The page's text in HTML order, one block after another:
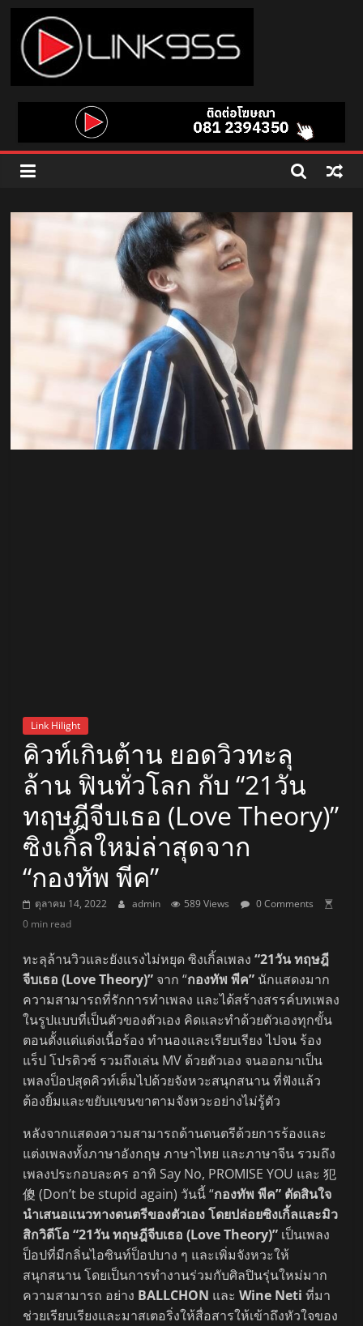
Skip
content
Link
95.5
คลื่น
เพลง
ฮิต
สุด
คูล
สถานี
วิทยุ
Link Hilight
คิวท์เกินต้าน ยอดวิวทะลุ
ล้าน ฟินทั่วโลก กับ “21วัน
ทฤษฎีจีบเธอ (Love Theory)”
ซิงเกิ้ลใหม่ล่าสุดจาก
“กองทัพ พีค”
ตุลาคม 14, 2022 admin 589 Views
0 Comments
0 min read
ทะลุล้านวิวและยังแรงไม่หยุด ซิงเกิ้ลเพลง“21วัน ทฤษฎี
จีบเธอ (Love Theory)” จาก “กองทัพ พีค” นักแสดงมาก
ความสามารถที่รักการทำเพลง และได้สร้างสรรค์บทเพลง
ในรูปแบบที่เป็นตัวของตัวเอง คิดและทำด้วยตัวเองทุกขั้น
ตอนตั้งแต่แต่งเนื้อร้อง ทำนองและเรียบเรียง ไปจน ร้อง
แร็ป โปรดิวซ์ รวมถึงเล่น MV ด้วยตัวเอง จนออกมาเป็น
เพลงป็อปสุดคิวท์เต็มไปด้วยจังหวะสนุกสนาน ที่ฟังแล้ว
ต้องยิ้มและขยับแขนขาตามจังหวะอย่างไม่รู้ตัว
หลังจากแสดงความสามารถด้านดนตรีด้วยการร้องและ
แต่งเพลงทั้งภาษาอังกฤษ ภาษาไทย และภาษาจีน รวมถึง
เพลงประกอบละคร อาทิ Say No, PROMISE YOU และ 犯
傻 (Don’t be stupid again) วันนี้ “กองทัพ พีค” ตัดสินใจ
นำเสนอแนวทางดนตรีของตัวเอง โดยปล่อยซิงเกิ้ลและมิว
สิกวิดีโอ “21วัน ทฤษฎีจีบเธอ (Love Theory)” เป็นเพลง
ป็อปที่มีกลิ่นไอซินท์ป็อปบาง ๆ และเพิ่มจังหวะให้
สนุกสนาน โดยเป็นการทำงานร่วมกับศิลปินรุ่นใหม่มาก
ความสามารถ อย่าง BALLCHON และWine Netiที่มา
ช่วยเรียบเรียงและมาสเตอริ่งให้สื่อสารให้เข้าถึงหัวใจของ